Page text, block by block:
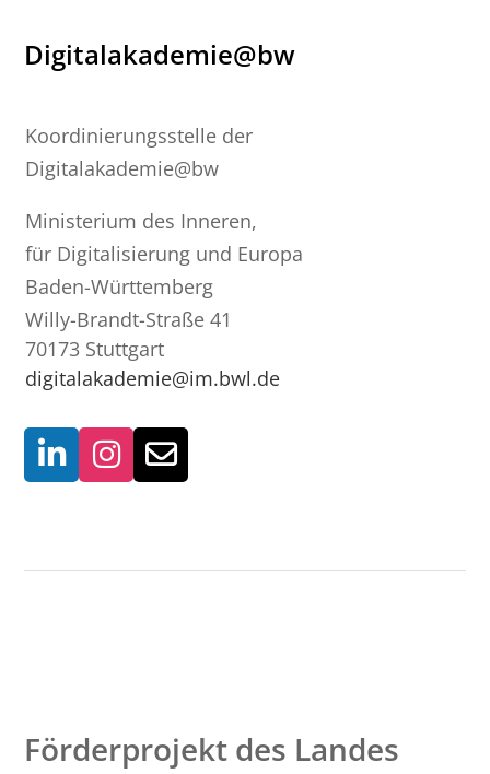
Digitalakademie@bw
Koordinierungsstelle der
Digitalakademie@bw
Ministerium des Inneren,
für Digitalisierung und Europa
Baden-Württemberg
Willy-Brandt-Straße 41
70173 Stuttgart
digitalakademie@im.bwl.de
Förderprojekt des Landes